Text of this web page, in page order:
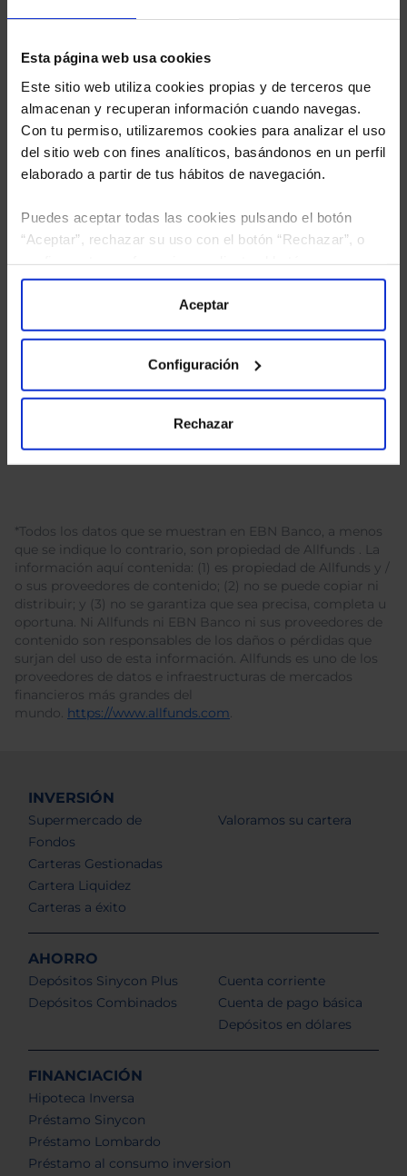
Esta página web usa cookies
Este sitio web utiliza cookies propias y de terceros que
almacenan y recuperan información cuando navegas.
Con tu permiso, utilizaremos cookies para analizar el uso
del sitio web con fines analíticos, basándonos en un perfil
elaborado a partir de tus hábitos de navegación.
Puedes aceptar todas las cookies pulsando el botón
“Aceptar”, rechazar su uso con el botón “Rechazar”, o
“Configuración”. Consulta nuestraPolítica
para más información.
Aceptar
Configuración
Rechazar
He leídola política de privacidady consiento el
tratamiento de mis datos personales.
*Todos los datos que se muestran en EBN Banco, a menos
que se indique lo contrario, son propiedad de Allfunds . La
información aquí contenida: (1) es propiedad de Allfunds y /
o sus proveedores de contenido; (2) no se puede copiar ni
distribuir; y (3) no se garantiza que sea precisa, completa u
oportuna. Ni Allfunds ni EBN Banco ni sus proveedores de
contenido son responsables de los daños o pérdidas que
surjan del uso de esta información. Allfunds es uno de los
proveedores de datos e infraestructuras de mercados
financieros más grandes del
mundo. https://www.allfunds.com.
INVERSIÓN
Supermercado de
Fondos
Carteras Gestionadas
Cartera Liquidez
Carteras a éxito
Valoramos su cartera
AHORRO
Depósitos Sinycon Plus
Depósitos Combinados
Cuenta corriente
Cuenta de pago básica
Depósitos en dólares
FINANCIACIÓN
Hipoteca Inversa
Préstamo Sinycon
Préstamo Lombardo
Préstamo al consumo inversion